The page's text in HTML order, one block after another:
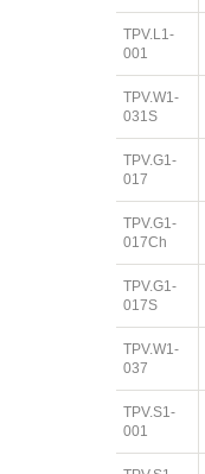
TPV.L1-
001
TPV.W1-
031S
TPV.G1-
017
TPV.G1-
017Ch
TPV.G1-
017S
TPV.W1-
037
TPV.S1-
001